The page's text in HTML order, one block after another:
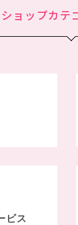
ショップカテ
ビス